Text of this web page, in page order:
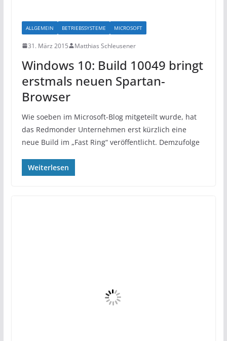
ALLGEMEIN BETRIEBSSYSTEME MICROSOFT
31. März 2015 Matthias Schleusener
Windows 10: Build 10049 bringt
erstmals neuen Spartan-
Browser
Wie soeben im Microsoft-Blog mitgeteilt wurde, hat
das Redmonder Unternehmen erst kürzlich eine
neue Build im „Fast Ring“ veröffentlicht. Demzufolge
Weiterlesen